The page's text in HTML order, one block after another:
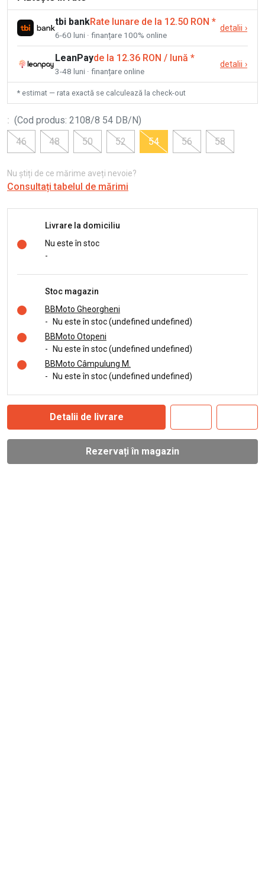
tbi bankRate lunare de la 12.50 RON *
6-60 luni · finanțare 100% online
detalii ›
LeanPayde la 12.36 RON / lună *
3-48 luni · finanțare online
detalii ›
* estimat — rata exactă se calculează la check-out
: (Cod produs: 2108/8 54 DB/N)
46
48 50 52 54 56 58
Nu știți de ce mărime aveți nevoie?
Consultați tabelul de mărimi
Livrare la domiciliu
Nu este în stoc
-
Stoc magazin
BBMoto Gheorgheni
-
Nu este în stoc (undefined undefined)
BBMoto Otopeni
-
Nu este în stoc (undefined undefined)
BBMoto Câmpulung M.
-
Nu este în stoc (undefined undefined)
Detalii de livrare
Rezervați în magazin